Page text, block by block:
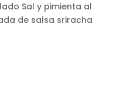
Sal y pimienta al
de salsa sriracha